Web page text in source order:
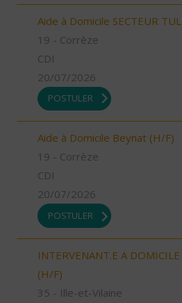
Aide à Domicile SECTEUR
19 - Corrèze
CDI
20/07/2026
POSTULER
Aide à Domicile Beynat (H/F)
19 - Corrèze
CDI
20/07/2026
POSTULER
INTERVENANT.E A
(H/F)
35 - Ille-et-Vilaine